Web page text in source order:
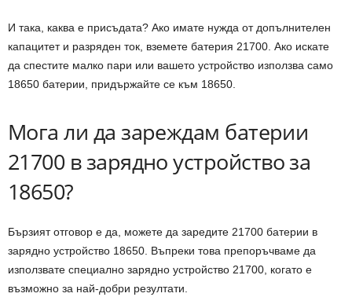
И така, каква е присъдата? Ако имате нужда от допълнителен
капацитет и разряден ток, вземете батерия 21700. Ако искате
да спестите малко пари или вашето устройство използва само
18650 батерии, придържайте се към 18650.
Мога ли да зареждам батерии
21700 в зарядно устройство за
18650?
Бързият отговор е да, можете да заредите 21700 батерии в
зарядно устройство 18650. Въпреки това препоръчваме да
използвате специално зарядно устройство 21700, когато е
възможно за най-добри резултати.